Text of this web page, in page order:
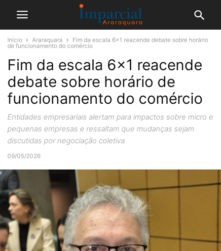
Início Araraquara
Fim da escala 6×1 reacende debate sobre horário
de funcionamento do comércio
Fim da escala 6×1 reacende
debate sobre horário de
funcionamento do comércio
Entidades empresariais alertam para impactos sobre micro e
pequenas empresas e ressaltam que mudanças sejam
discutidas por negociação coletiva
09/05/2026